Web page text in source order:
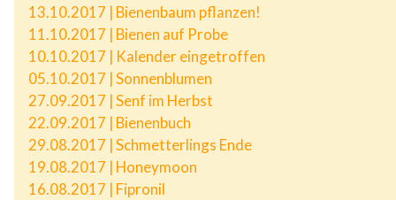
13.10.2017 | Bienenbaum pflanzen!
11.10.2017 | Bienen auf Probe
10.10.2017 | Kalender eingetroffen
05.10.2017 | Sonnenblumen
27.09.2017 | Senf im Herbst
22.09.2017 | Bienenbuch
29.08.2017 | Schmetterlings Ende
19.08.2017 | Honeymoon
16.08.2017 | Fipronil